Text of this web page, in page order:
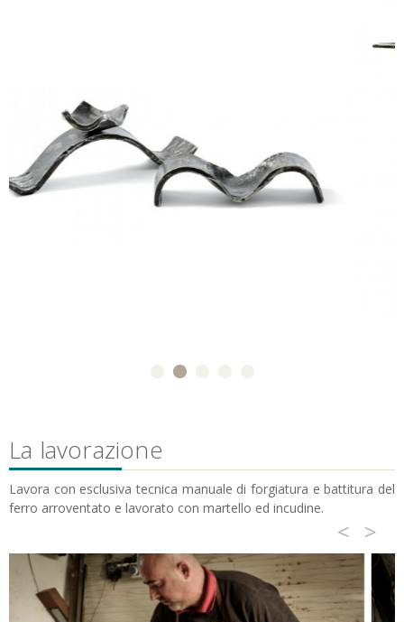
La lavorazione
Lavora con esclusiva tecnica manuale di forgiatura e battitura del
ferro arroventato e lavorato con martello ed incudine.
< >